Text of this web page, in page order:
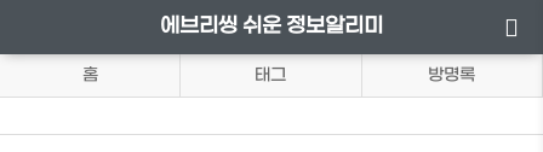
에브리씽 쉬운 정보알리미
홈 태그 방명록